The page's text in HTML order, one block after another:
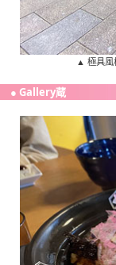
▲ 極具風
● Gallery蔵